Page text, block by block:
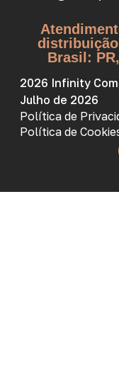
Brasil:
2026 Infinity
Julho de 2026
Política de
Política de